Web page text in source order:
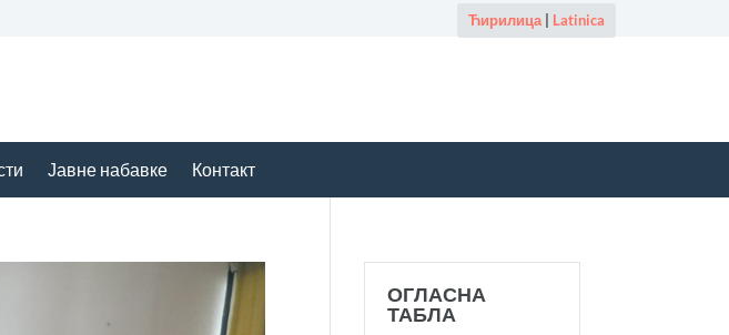
Ћирилица| Latinica
Јавне набавке Контакт
ОГЛАСНА
ТАБЛА